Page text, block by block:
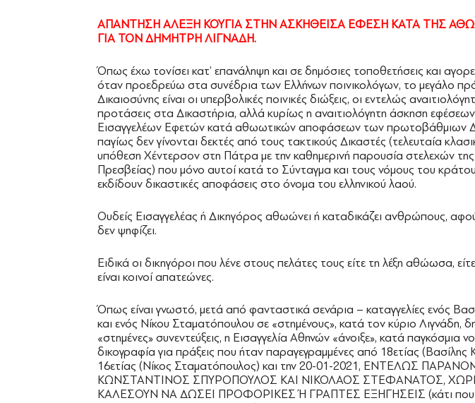
ΑΠΑΝΤΗΣΗ ΑΛΕΞΗ ΚΟΥΓΙΑ ΣΤΗΝ ΑΣΚΗΘΕΙΣΑ ΕΦΕΣΗ ΚΑΤΑ ΤΗΣ
ΓΙΑ ΤΟΝ ΔΗΜΗΤΡΗ ΛΙΓΝΑΔΗ.
Όπως έχω τονίσει κατ’ επανάληψη και σε δημόσιες τοποθετήσεις και
όταν προεδρεύω στα συνέδρια των Ελλήνων ποινικολόγων, το μεγάλο
Δικαιοσύνης είναι οι υπερβολικές ποινικές διώξεις, οι εντελώς
προτάσεις στα Δικαστήρια, αλλά κυρίως η αναιτιολόγητη άσκηση
Εισαγγελέων Εφετών κατά αθωωτικών αποφάσεων των πρωτοβάθμιων
παγίως δεν γίνονται δεκτές από τους τακτικούς Δικαστές (τελευταία
υπόθεση Χέντερσον στη Πάτρα με την καθημερινή παρουσία στελεχών της
Πρεσβείας) που μόνο αυτοί κατά το Σύνταγμα και τους νόμους του
εκδίδουν δικαστικές αποφάσεις στο όνομα του ελληνικού λαού.
Ουδείς Εισαγγελέας ή Δικηγόρος αθωώνει ή καταδικάζει ανθρώπους,
δεν ψηφίζει.
Ειδικά οι δικηγόροι που λένε στους πελάτες τους είτε τη λέξη αθώωσα,
είναι κοινοί απατεώνες.
Όπως είναι γνωστό, μετά από φανταστικά σενάρια – καταγγελίες ενός
και ενός Νίκου Σταματόπουλου σε «στημένους», κατά τον κύριο Λιγνάδη,
«στημένες» συνεντεύξεις, η Εισαγγελία Αθηνών «άνοιξε», κατά παγκόσμια
δικογραφία για πράξεις που ήταν παραγεγραμμένες από 18ετίας (Βασίλης
16ετίας (Νίκος Σταματόπουλος) και την 20-01-2021, ΕΝΤΕΛΩΣ
ΚΩΝΣΤΑΝΤΙΝΟΣ ΣΠΥΡΟΠΟΥΛΟΣ ΚΑΙ ΝΙΚΟΛΑΟΣ ΣΤΕΦΑΝΑΤΟΣ,
ΚΑΛΕΣΟΥΝ ΝΑ ΔΩΣΕΙ ΠΡΟΦΟΡΙΚΕΣ Ή ΓΡΑΠΤΕΣ ΕΞΗΓΗΣΕΙΣ (κάτι που